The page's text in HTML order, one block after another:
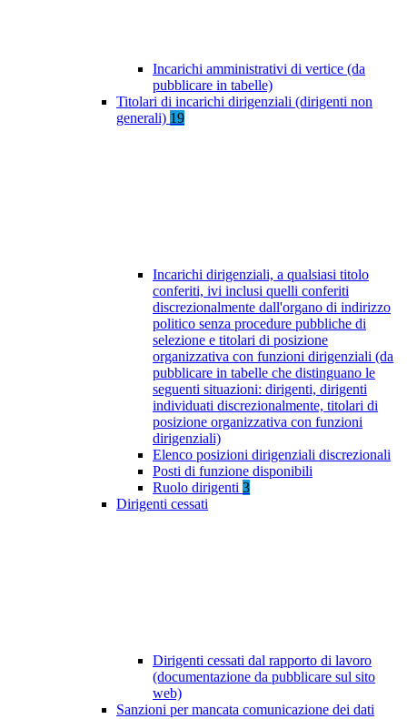
Incarichi amministrativi di vertice (da
pubblicare in tabelle)
Titolari di incarichi dirigenziali (dirigenti non
generali) 19
Incarichi dirigenziali, a qualsiasi titolo
conferiti, ivi inclusi quelli conferiti
discrezionalmente dall'organo di indirizzo
politico senza procedure pubbliche di
selezione e titolari di posizione
organizzativa con funzioni dirigenziali (da
pubblicare in tabelle che distinguano le
seguenti situazioni: dirigenti, dirigenti
individuati discrezionalmente, titolari di
posizione organizzativa con funzioni
dirigenziali)
Elenco posizioni dirigenziali discrezionali
Posti di funzione disponibili
Ruolo dirigenti 3
Dirigenti cessati
Dirigenti cessati dal rapporto di lavoro
(documentazione da pubblicare sul sito
web)
Sanzioni per mancata comunicazione dei dati